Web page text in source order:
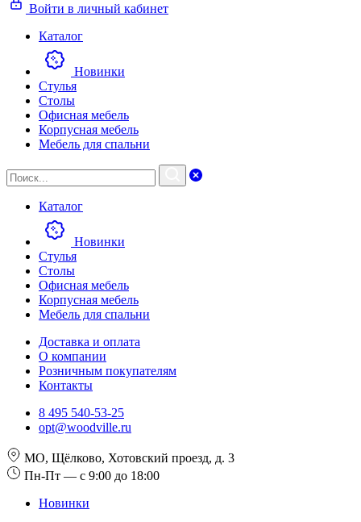
Войти в личный кабинет
Каталог
Новинки
Стулья
Столы
Офисная мебель
Корпусная мебель
Мебель для спальни
Каталог
Новинки
Стулья
Столы
Офисная мебель
Корпусная мебель
Мебель для спальни
Доставка и оплата
О компании
Розничным покупателям
Контакты
8 495 540-53-25
opt@woodville.ru
МО, Щёлково, Хотовский проезд, д. 3
Пн-Пт — с 9:00 до 18:00
Новинки